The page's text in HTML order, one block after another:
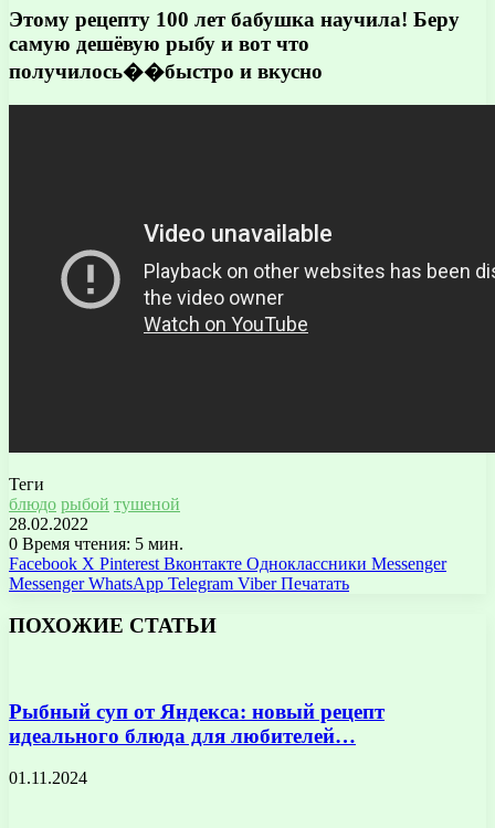
Этому рецепту 100 лет бабушка научила! Беру
самую дешёвую рыбу и вот что
получилось��быстро и вкусно
Теги
блюдо рыбой тушеной
28.02.2022
0 Время чтения: 5 мин.
Facebook X Pinterest Вконтакте Одноклассники Messenger
Messenger WhatsApp Telegram Viber Печатать
ПОХОЖИЕ СТАТЬИ
Рыбный суп от Яндекса: новый рецепт
идеального блюда для любителей…
01.11.2024